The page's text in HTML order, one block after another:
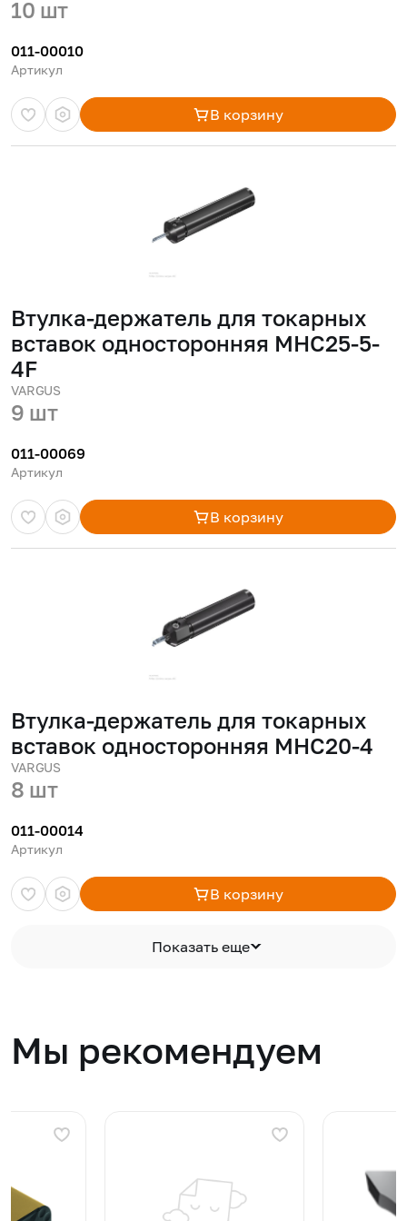
10 шт
011-00010
Артикул
В корзину
Втулка-держатель для токарных
вставок односторонняя MHC25-5-
4F
VARGUS
9 шт
011-00069
Артикул
В корзину
Втулка-держатель для токарных
вставок односторонняя MHC20-4
VARGUS
8 шт
011-00014
Артикул
В корзину
Показать еще
Мы рекомендуем